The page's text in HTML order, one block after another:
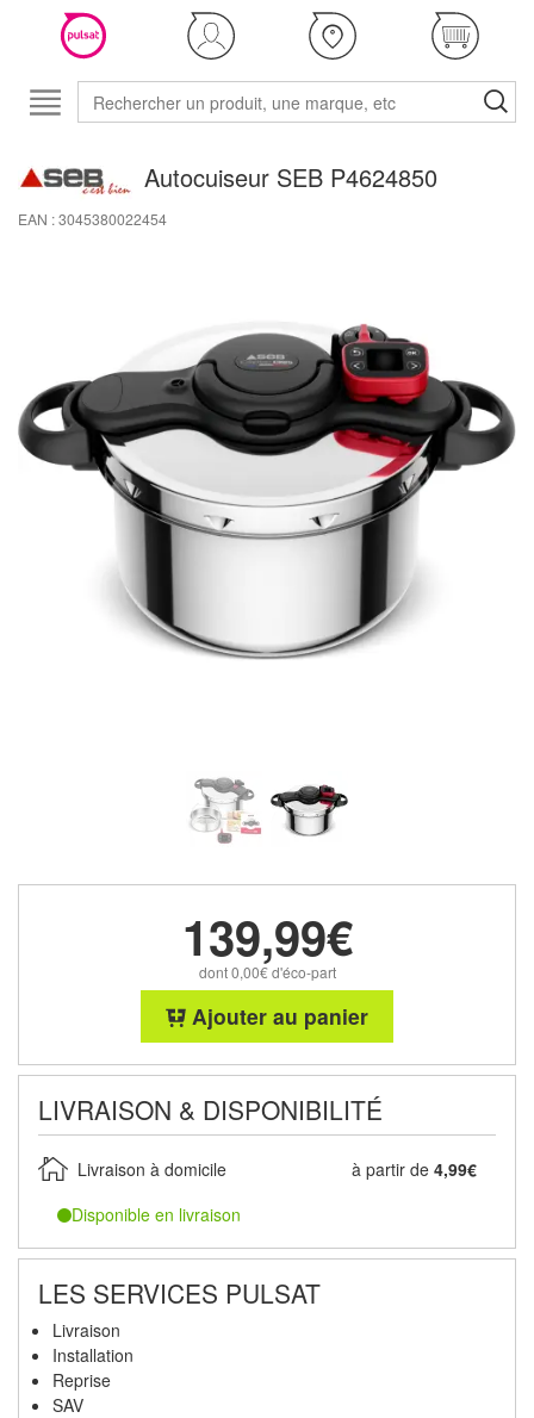
Autocuiseur SEB P4624850
EAN : 3045380022454
139,99€
dont 0,00€ d'éco-part
Ajouter au panier
LIVRAISON & DISPONIBILITÉ
Livraison à domicile à partir de 4,99€
Disponible en livraison
LES SERVICES PULSAT
Livraison
Installation
Reprise
SAV